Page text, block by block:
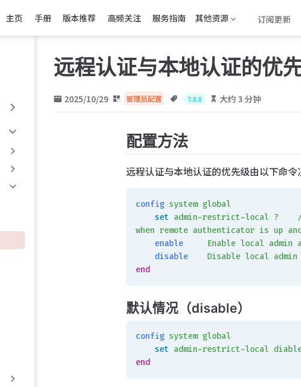
主页 手册 版本推荐 高频关注 服务指南 其他资源 订阅更新
远程认证与本地认证的优
2025/10/29 管理员配置 7.X.X 大约 3 分钟
配置方法
远程认证与本地认证的优先级由以下命令
config system global
    set
admin-restrict-local ?
when remote authenticator is up
    enable
     Enable
local admin
    disable
    Disable
local admin
end
默认情况（disable）
config system global
    set
admin-restrict-local
end